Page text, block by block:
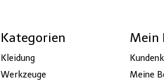
Kategorien
Kleidung
Werkzeuge
Mein
Meine